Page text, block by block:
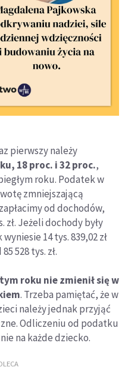
pierwszy należy
18 proc. i 32 proc.,
roku. Podatek w
zmniejszającą
od dochodów,
zł. Jeżeli dochody były
14 tys. 839,02 zł
528 tys. zł.
roku nie zmienił się w
. Trzeba pamiętać, że w
należy jednak przyjąć
Odliczeniu od podatku
na każde dziecko.